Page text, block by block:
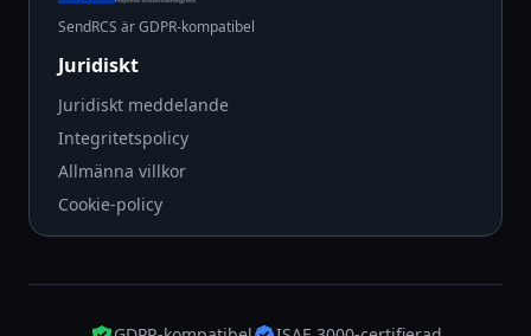
SendRCS är GDPR-kompatibel
Juridiskt
Juridiskt meddelande
Integritetspolicy
Allmänna villkor
Cookie-policy